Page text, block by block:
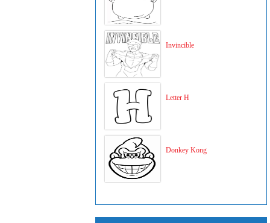
Invincible
Letter H
Donkey Kong